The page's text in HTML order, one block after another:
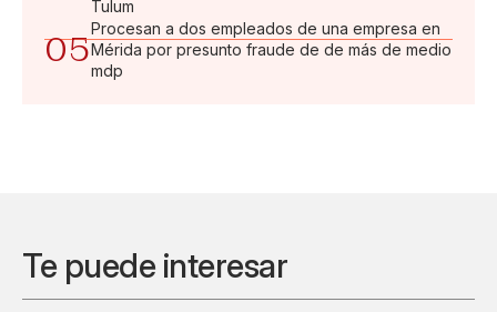
Tulum
05
Procesan a dos empleados de una empresa en
Mérida por presunto fraude de de más de medio
mdp
Te puede interesar